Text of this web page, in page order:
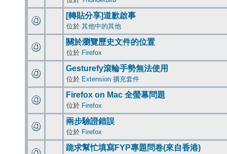
[轉貼分享]道歉啟事
位於 其他中的其他
關於瀏覽歷史文件的位置
位於 Firefox
Gesturefy滾輪手勢無法使用
位於 Extension 擴充套件
Firefox on Mac 全螢幕問題
位於 Firefox
兩步驗證錯誤
位於 Firefox
跪求幫忙填寫FYP專題問卷(來自香港)